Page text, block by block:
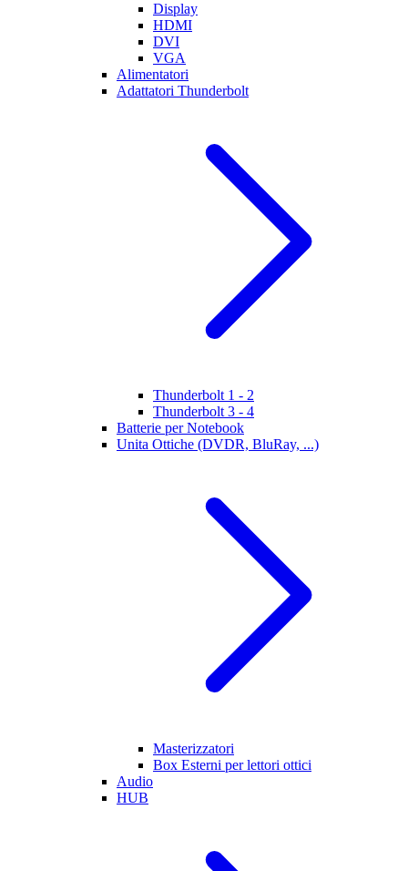
Display
HDMI
DVI
VGA
Alimentatori
Adattatori Thunderbolt
Thunderbolt 1 - 2
Thunderbolt 3 - 4
Batterie per Notebook
Unita Ottiche (DVDR, BluRay, ...)
Masterizzatori
Box Esterni per lettori ottici
Audio
HUB